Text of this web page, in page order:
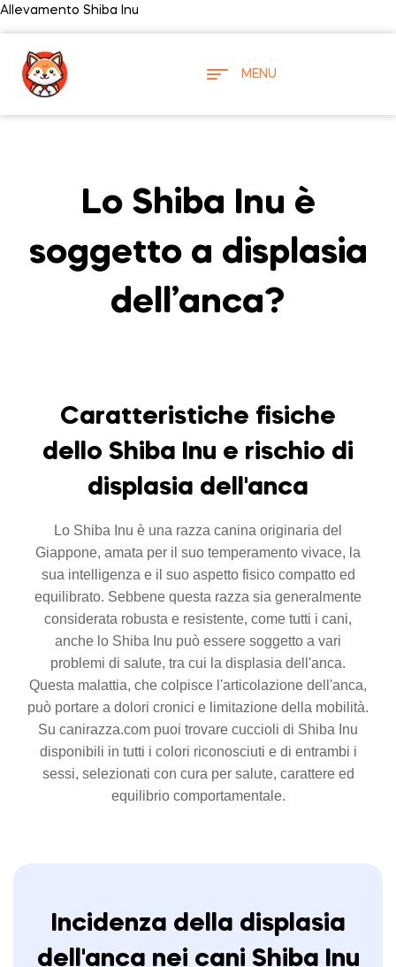
Allevamento Shiba Inu
MENU
Lo Shiba Inu è
soggetto a displasia
dell’anca?
Caratteristiche fisiche
dello Shiba Inu e rischio di
displasia dell'anca
Lo Shiba Inu è una razza canina originaria del
Giappone, amata per il suo temperamento vivace, la
sua intelligenza e il suo aspetto fisico compatto ed
equilibrato. Sebbene questa razza sia generalmente
considerata robusta e resistente, come tutti i cani,
anche lo Shiba Inu può essere soggetto a vari
problemi di salute, tra cui la displasia dell'anca.
Questa malattia, che colpisce l'articolazione dell'anca,
può portare a dolori cronici e limitazione della mobilità.
Su canirazza.com puoi trovare cuccioli di Shiba Inu
disponibili in tutti i colori riconosciuti e di entrambi i
sessi, selezionati con cura per salute, carattere ed
equilibrio comportamentale.
Incidenza della displasia
dell'anca nei cani Shiba Inu